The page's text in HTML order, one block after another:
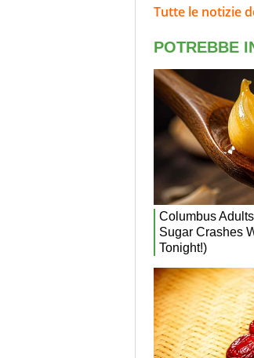
Tutte le notizie